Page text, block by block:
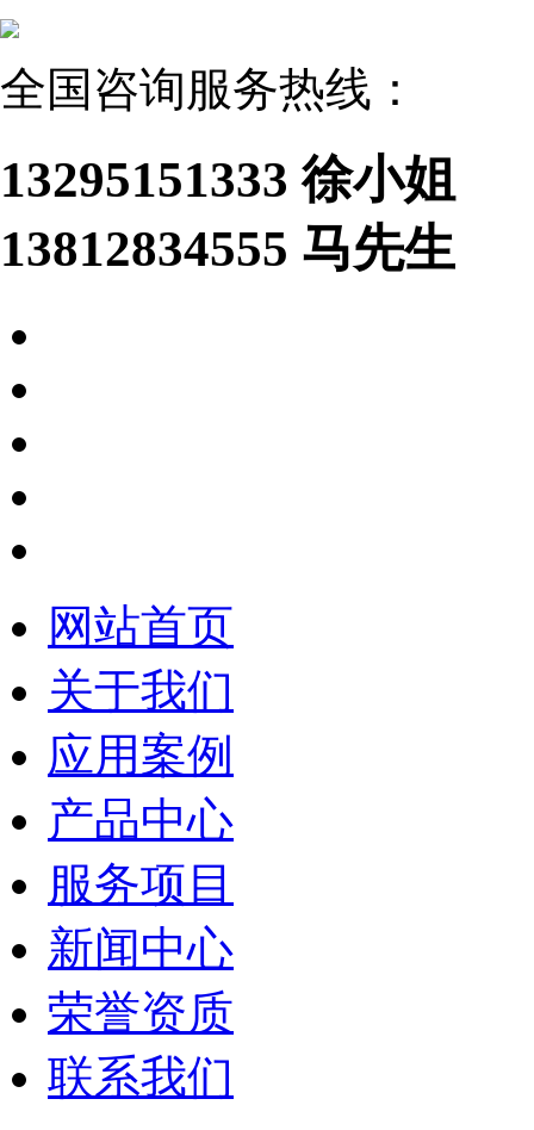
全国咨询服务热线：
13295151333 徐小姐
13812834555 马先生
网站首页
关于我们
应用案例
产品中心
服务项目
新闻中心
荣誉资质
联系我们